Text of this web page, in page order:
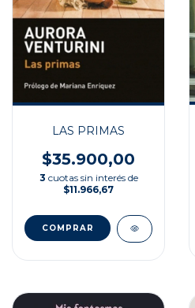
LAS PRIMAS
$35.900,00
3 cuotas sin interés de
$11.966,67